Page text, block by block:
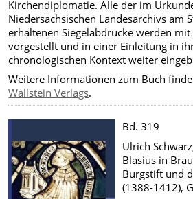
Kirchendiplomatie. Alle der im
Niedersächsischen Landesarchivs am
erhaltenen Siegelabdrücke werden
vorgestellt und in einer Einleitung in
chronologischen Kontext weiter
Weitere Informationen zum Buch
Wallstein Verlags.
Bd. 319
Ulrich
Blasius in
Burgstift und
(1388-1412),